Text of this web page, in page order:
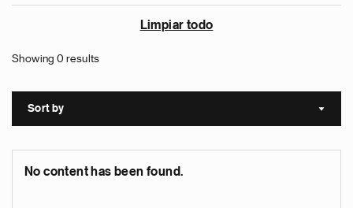
Limpiar todo
Showing 0 results
Sort by Sort
No content has been found.